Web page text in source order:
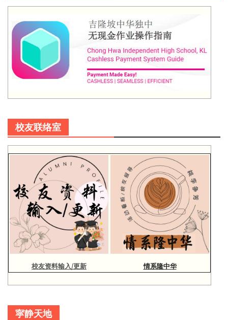
校友联络室
校友资料输入/更新 情系隆中华
寜静天地